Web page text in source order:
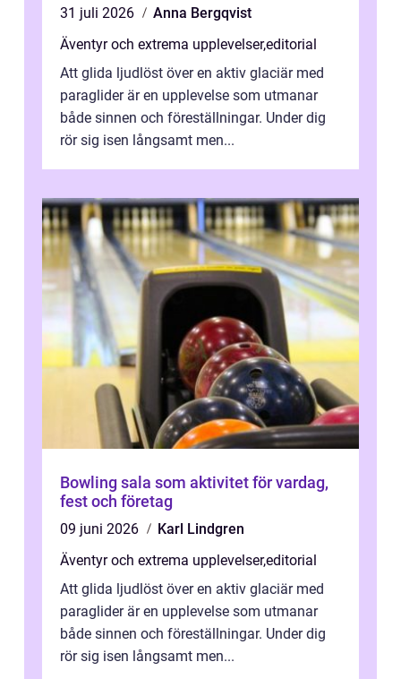
31 juli 2026
Anna Bergqvist
Äventyr och extrema upplevelser,editorial
Att glida ljudlöst över en aktiv glaciär med
paraglider är en upplevelse som utmanar
både sinnen och föreställningar. Under dig
rör sig isen långsamt men...
Bowling sala som aktivitet för vardag,
fest och företag
09 juni 2026
Karl Lindgren
Äventyr och extrema upplevelser,editorial
Att glida ljudlöst över en aktiv glaciär med
paraglider är en upplevelse som utmanar
både sinnen och föreställningar. Under dig
rör sig isen långsamt men...